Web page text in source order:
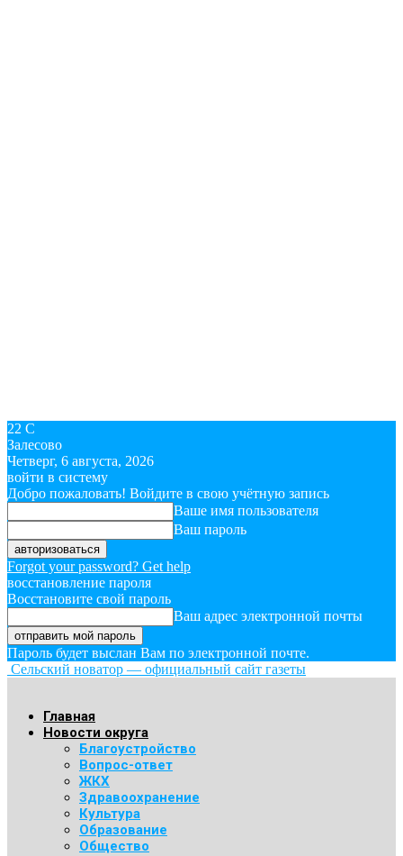
22 C
Залесово
Четверг, 6 августа, 2026
войти в систему
Добро пожаловать! Войдите в свою учётную запись
Ваше имя пользователя
Ваш пароль
Forgot your password? Get help
восстановление пароля
Восстановите свой пароль
Ваш адрес электронной почты
Пароль будет выслан Вам по электронной почте.
Сельский новатор — официальный сайт газеты
Главная
Новости округа
Благоустройство
Вопрос-ответ
ЖКХ
Здравоохранение
Культура
Образование
Общество